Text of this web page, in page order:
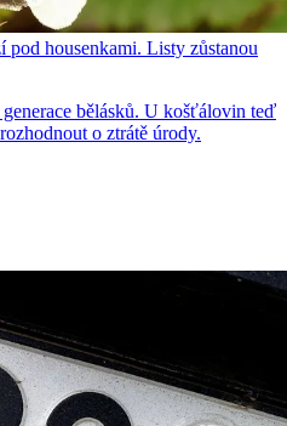
housenkami. Listy zůstanou
bělásků. U košťálovin teď
o ztrátě úrody.